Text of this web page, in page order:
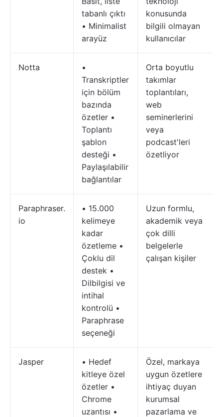
tabanlı çıktı
• Minimalist
arayüz
konusunda
bilgili olmayan
kullanıcılar
Notta
•
Transkriptler
için bölüm
bazında
özetler •
Toplantı
şablon
desteği •
Paylaşılabilir
bağlantılar
Orta boyutlu
takımlar
toplantıları,
web
seminerlerini
veya
podcast'leri
özetliyor
Paraphraser.
io
• 15.000
kelimeye
kadar
özetleme •
Çoklu dil
destek •
Dilbilgisi ve
intihal
kontrolü •
Paraphrase
seçeneği
Uzun formlu,
akademik veya
çok dilli
belgelerle
çalışan kişiler
Jasper
• Hedef
kitleye özel
özetler •
Chrome
uzantısı •
Özel, markaya
uygun özetlere
ihtiyaç duyan
kurumsal
pazarlama ve